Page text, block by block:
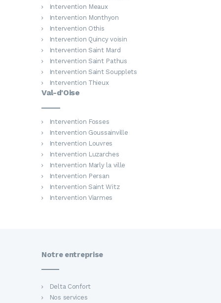
Intervention Meaux
Intervention Monthyon
Intervention Othis
Intervention Quincy voisin
Intervention Saint Mard
Intervention Saint Pathus
Intervention Saint Soupplets
Intervention Thieux
Val-d'Oise
Intervention Fosses
Intervention Goussainville
Intervention Louvres
Intervention Luzarches
Intervention Marly la ville
Intervention Persan
Intervention Saint Witz
Intervention Viarmes
Notre entreprise
Delta Confort
Nos services